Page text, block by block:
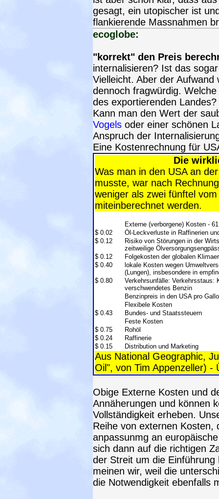
gesagt, ein utopischer ist
flankierende Massnahmen
ecoglobe:
"korrekt" den Preis
internalisieren? Ist das
Vielleicht. Aber der
dennoch fragwürdig.
des exportierenden
Kann man den Wert der
Vogels oder einer schönen
Anspruch der
Eine Kostenrechnung für
Die
Was man in den USA an
musste, war nach
weniger als zwei fünftel
miteinberechnet werden.
Externe (verborgene) Kosten -
$ 0.02
Öl-Leckverluste in Raffinerien
$ 0.12
Risiko von Störungen in der
zeitweilige
$ 0.12
Folgekosten der globalen
$ 0.40
lokale Kosten wegen
(Lungen), insbesondere in
$ 0.80
Verkehrsunfälle: Verkehrsstaus:
verschwendetes Benzin
Benzinpreis in den USA pro
Flexibele Kosten
$ 0.43
Bundes- und Staatssteuern
Feste Kosten
$ 0.75
Rohöl
$ 0.24
Raffinerie
$ 0.15
Distribution und Marketing
Aus National Geographic,
Oil", von Tim Appenzeller) -
Obige Externe Kosten und
Annäherungen und können
Vollständigkeit erheben.
Reihe von externen Kosten,
anpassunmg an
sich dann auf die richtigen
der Streit um die
meinen wir, weil die
die Notwendigkeit ebenfalls